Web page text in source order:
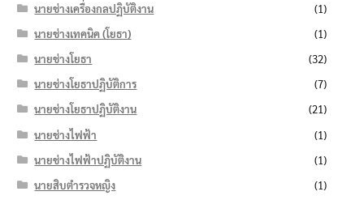
นายช่างเครื่องกลปฏิบัติงาน
(1)
นายช่างเทคนิค (โยธา)
(1)
นายช่างโยธา
(32)
นายช่างโยธาปฏิบัติการ
(7)
นายช่างโยธาปฏิบัติงาน
(21)
นายช่างไฟฟ้า
(1)
นายช่างไฟฟ้าปฏิบัติงาน
(1)
นายสิบตำรวจหญิง
(1)